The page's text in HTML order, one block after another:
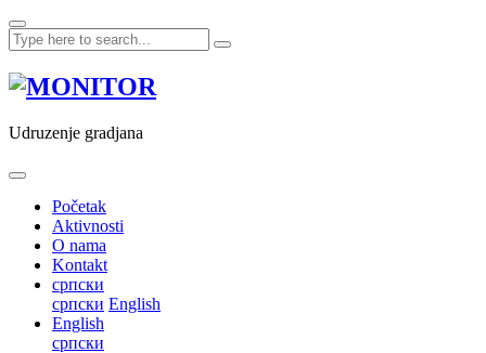
Skip
Udruzenje gradjana
Početak
Aktivnosti
O nama
Kontakt
српски
српски English
English
српски